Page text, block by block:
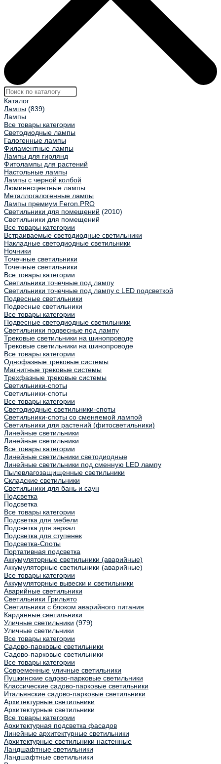
Каталог
Лампы (839)
Лампы
Все товары категории
Светодиодные лампы
Галогенные лампы
Филаментные лампы
Лампы для гирлянд
Фитолампы для растений
Настольные лампы
Лампы с черной колбой
Люминесцентные лампы
Металлогалогенные лампы
Лампы премиум Feron.PRO
Светильники для помещений (2010)
Светильники для помещений
Все товары категории
Встраиваемые светодиодные светильники
Накладные светодиодные светильники
Ночники
Точечные светильники
Точечные светильники
Все товары категории
Светильники точечные под лампу
Светильники точечные под лампу с LED подсветкой
Подвесные светильники
Подвесные светильники
Все товары категории
Подвесные светодиодные светильники
Светильники подвесные под лампу
Трековые светильники на шинопроводе
Трековые светильники на шинопроводе
Все товары категории
Однофазные трековые системы
Магнитные трековые системы
Трехфазные трековые системы
Светильники-споты
Светильники-споты
Все товары категории
Светодиодные светильники-споты
Светильники-споты со сменяемой лампой
Светильники для растений (фитосветильники)
Линейные светильники
Линейные светильники
Все товары категории
Линейные светильники светодиодные
Линейные светильники под сменную LED лампу
Пылевлагозащищенные светильники
Складские светильники
Светильники для бань и саун
Подсветка
Подсветка
Все товары категории
Подсветка для мебели
Подсветка для зеркал
Подсветка для ступенек
Подсветка-Споты
Портативная подсветка
Аккумуляторные светильники (аварийные)
Аккумуляторные светильники (аварийные)
Все товары категории
Аккумуляторные вывески и светильники
Аварийные светильники
Светильники Грильято
Светильники с блоком аварийного питания
Карданные светильники
Уличные светильники (979)
Уличные светильники
Все товары категории
Садово-парковые светильники
Садово-парковые светильники
Все товары категории
Современные уличные светильники
Пушкинские садово-парковые светильники
Классические садово-парковые светильники
Итальянские садово-парковые светильники
Архитектурные светильники
Архитектурные светильники
Все товары категории
Архитектурная подсветка фасадов
Линейные архитектурные светильники
Архитектурные светильники настенные
Ландшафтные светильники
Ландшафтные светильники